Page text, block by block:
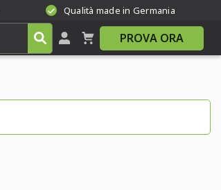
Qualità made in Germania
PROVA ORA